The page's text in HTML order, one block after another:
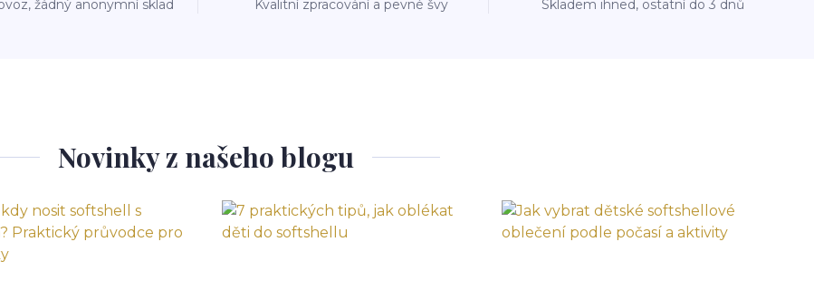
žádný anonymní sklad Kvalitní zpracování a pevné švy Skladem ihned, ostatní do 3 dnů
Novinky z našeho blogu